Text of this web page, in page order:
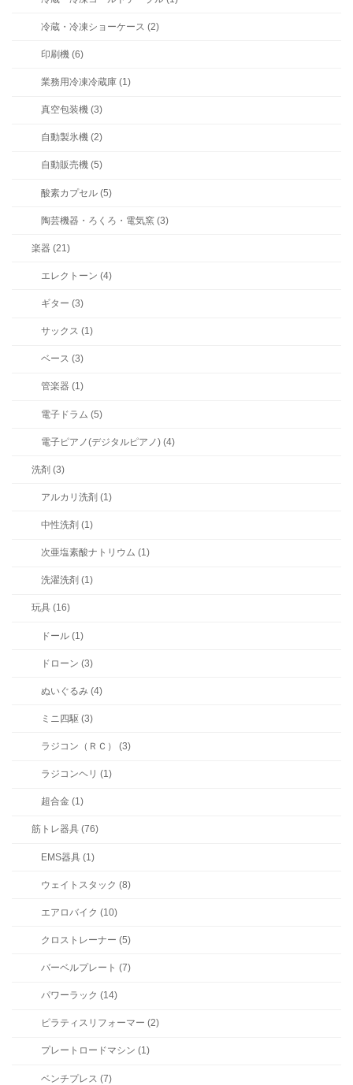
冷蔵・冷凍ショーケース (2)
印刷機 (6)
業務用冷凍冷蔵庫 (1)
真空包装機 (3)
自動製氷機 (2)
自動販売機 (5)
酸素カプセル (5)
陶芸機器・ろくろ・電気窯 (3)
楽器 (21)
エレクトーン (4)
ギター (3)
サックス (1)
ベース (3)
管楽器 (1)
電子ドラム (5)
電子ピアノ(デジタルピアノ) (4)
洗剤 (3)
アルカリ洗剤 (1)
中性洗剤 (1)
次亜塩素酸ナトリウム (1)
洗濯洗剤 (1)
玩具 (16)
ドール (1)
ドローン (3)
ぬいぐるみ (4)
ミニ四駆 (3)
ラジコン（ＲＣ） (3)
ラジコンヘリ (1)
超合金 (1)
筋トレ器具 (76)
EMS器具 (1)
ウェイトスタック (8)
エアロバイク (10)
クロストレーナー (5)
バーベルプレート (7)
パワーラック (14)
ピラティスリフォーマー (2)
プレートロードマシン (1)
ベンチプレス (7)